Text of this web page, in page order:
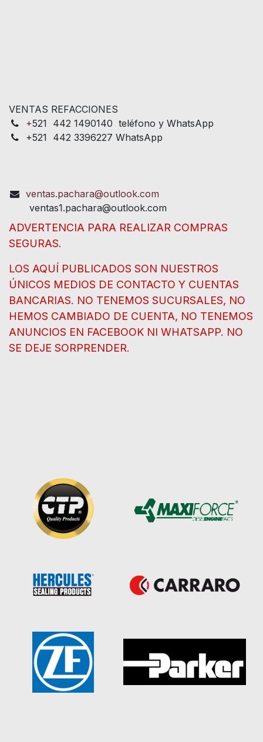
VENTAS REFACCIONES
+521 442 1490140 teléfono y WhatsApp
+521 442 3396227 WhatsApp
ventas.pachara@outlook.com
ventas1.pachara@outlook.com
ADVERTENCIA PARA REALIZAR COMPRAS
SEGURAS.
LOS AQUÍ PUBLICADOS SON NUESTROS
ÚNICOS MEDIOS DE CONTACTO Y CUENTAS
BANCARIAS. NO TENEMOS SUCURSALES, NO
HEMOS CAMBIADO DE CUENTA, NO TENEMOS
ANUNCIOS EN FACEBOOK NI WHATSAPP. NO
SE DEJE SORPRENDER.